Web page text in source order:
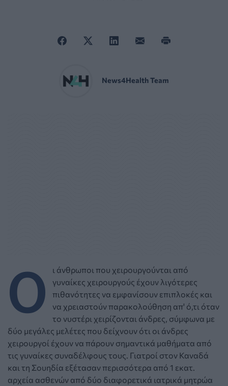
News4Health Team
Ο
ι άνθρωποι που χειρουργούνται από
γυναίκες χειρουργούς έχουν λιγότερες
πιθανότητες να εμφανίσουν επιπλοκές και
να χρειαστούν παρακολούθηση απ' ό,τι όταν
το νυστέρι χειρίζονται άνδρες, σύμφωνα με
δύο μεγάλες μελέτες που δείχνουν ότι οι άνδρες
χειρουργοί έχουν να πάρουν σημαντικά μαθήματα από
τις γυναίκες συναδέλφους τους. Γιατροί στον Καναδά
και τη Σουηδία εξέτασαν περισσότερα από 1 εκατ.
αρχεία ασθενών από δύο διαφορετικά ιατρικά μητρώα